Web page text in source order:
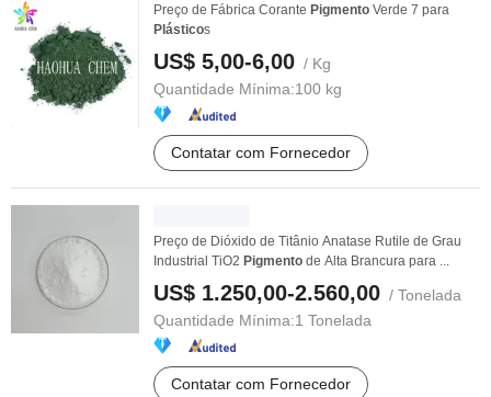
Preço de Fábrica Corante Pigmento Verde 7 para
Plásticos
US$ 5,00-6,00 / Kg
Quantidade Mínima:100 kg
Contatar com Fornecedor
Preço de Dióxido de Titânio Anatase Rutile de Grau
Industrial TiO2 Pigmento de Alta Brancura para ...
US$ 1.250,00-2.560,00 / Tonelada
Quantidade Mínima:1 Tonelada
Contatar com Fornecedor